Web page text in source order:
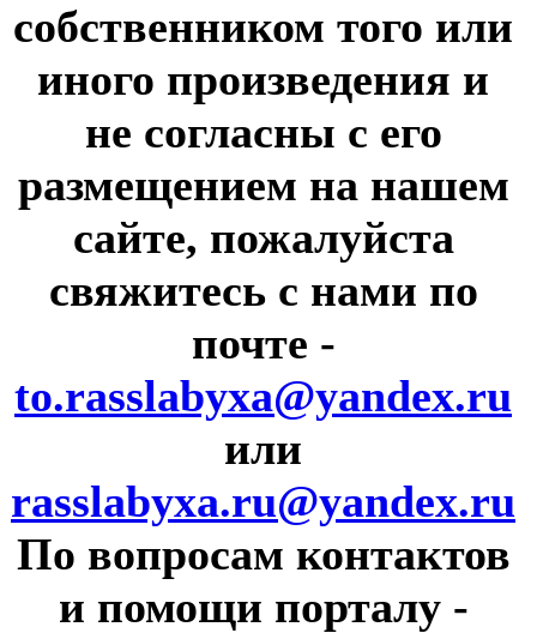
собственником того или
иного произведения и
не согласны с его
размещением на нашем
сайте, пожалуйста
свяжитесь с нами по
почте -
to.rasslabyxa@yandex.ru
или
rasslabyxa.ru@yandex.ru
По вопросам контактов
и помощи порталу -